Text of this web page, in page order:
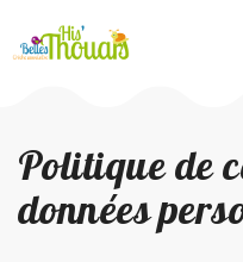
Politique de
données